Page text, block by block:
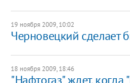
19 ноября 2009, 10:02
Черновецкий сделает
18 ноября 2009, 18:46
"Нафтогаз" ждет,